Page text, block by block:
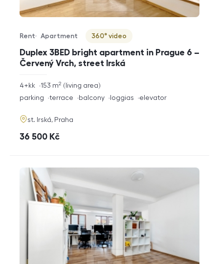
Duplex 3BED bright apartment in Prague 6 –
Červený Vrch, street Irská
Offer type
Rent
Property type
Apartment
Virtuální prohlídka
360° video
rozměry
4+kk living area
153 m2
funkce
parking terrace balcony loggias elevator
adresa
st. Irská, Praha
cena
36 500 Kč